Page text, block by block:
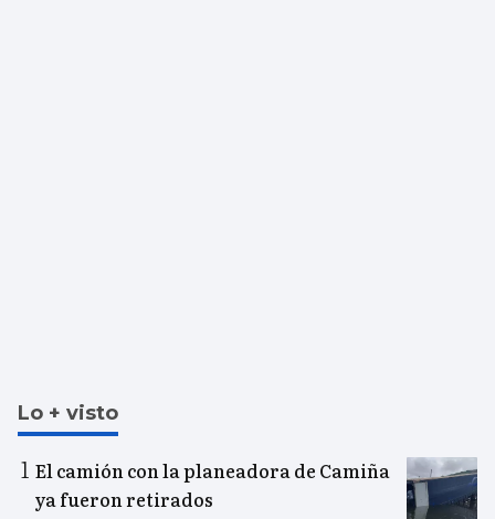
Lo + visto
El camión con la planeadora de Camiña
ya fueron retirados